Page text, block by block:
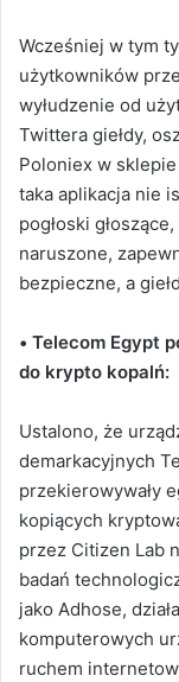
Wcześniej w tym
użytkowników
wyłudzenie od
Twittera giełdy,
Poloniex w
taka aplikacja nie
pogłoski
naruszone,
bezpieczne, a
• Telecom Egypt
do krypto kopalń:
Ustalono, że
demarkacyjnych
przekierowywały
kopiących
przez Citizen Lab
badań
jako Adhose,
komputerowych
ruchem